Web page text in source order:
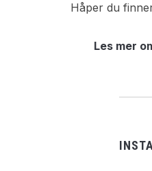
Håper du
Les mer